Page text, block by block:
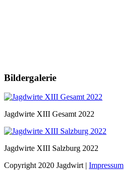
Bildergalerie
Jagdwirte XIII Gesamt 2022
Jagdwirte XIII Salzburg 2022
Copyright 2020 Jagdwirt | Impressum